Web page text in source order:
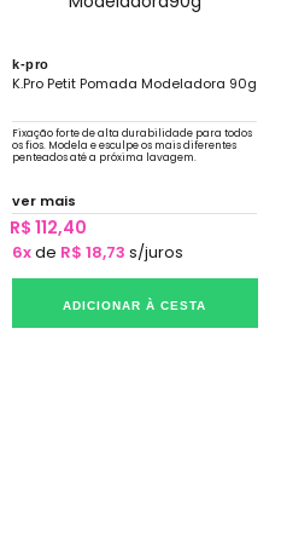
k-pro
K.Pro Petit Pomada Modeladora 90g
Fixação forte de alta durabilidade para todos
os fios. Modela e esculpe os mais diferentes
penteados até a próxima lavagem.
ver mais
R$ 112,40
6xde R$ 18,73 s/juros
ADICIONAR À CESTA